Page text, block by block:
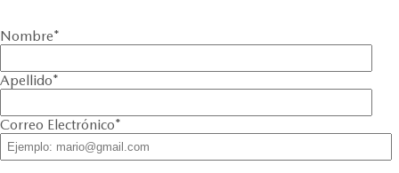
Nombre*
Apellido*
Correo Electrónico*